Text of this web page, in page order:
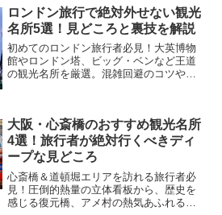
を徹底解説します。
ロンドン旅行で絶対外せない観光
名所5選！見どころと裏技を解説
初めてのロンドン旅行者必見！大英博物
館やロンドン塔、ビッグ・ベンなど王道
の観光名所を厳選。混雑回避のコツや、
大阪・心斎橋のおすすめ観光名所
4選！旅行者が絶対行くべきディ
ープな見どころ
心斎橋＆道頓堀エリアを訪れる旅行者必
見！圧倒的熱量の立体看板から、歴史を
感じる復元橋、アメ村の熱気あふれる三